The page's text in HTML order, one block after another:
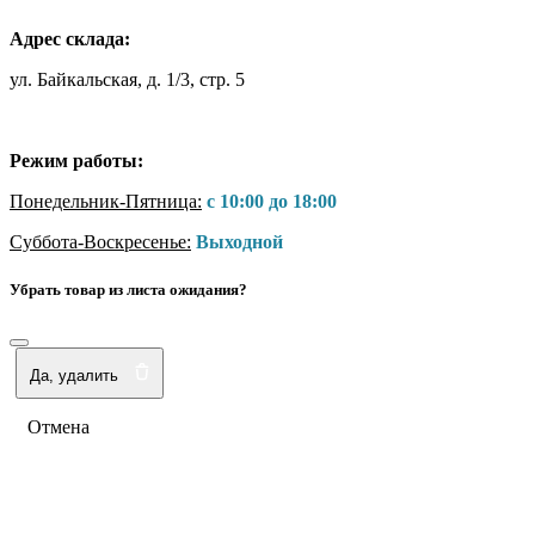
Адрес склада:
ул. Байкальская, д. 1/3, стр. 5
Режим работы:
Понедельник-Пятница: с 10:00 до 18:00
Суббота-Воскресенье: Выходной
Убрать товар из листа ожидания?
Да, удалить
Отмена